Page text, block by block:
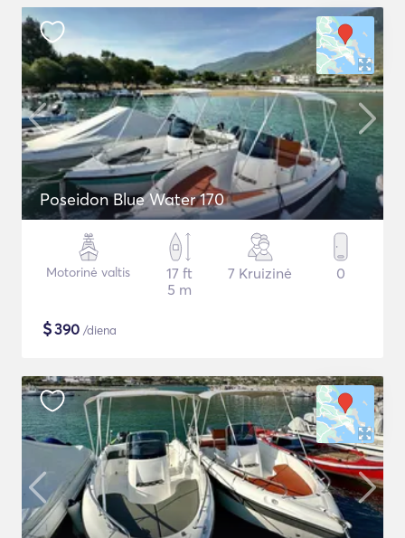
Poseidon Blue Water 170
Motorinė valtis
17 ft
5 m
7 Kruizinė 0
$390 /diena